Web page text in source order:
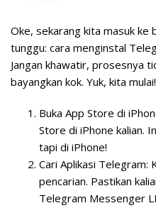
Oke, sekarang kita masuk ke
tunggu: cara menginstal
Jangan khawatir, prosesnya
bayangkan kok. Yuk, kita mulai!
Buka App Store di
Store di iPhone kalian.
tapi di iPhone!
Cari Aplikasi Telegram:
pencarian. Pastikan
Telegram Messenger